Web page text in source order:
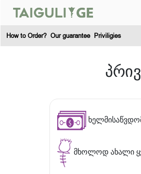
How to Order? Our guarantee Priviligies
მხოლოდ ახალი